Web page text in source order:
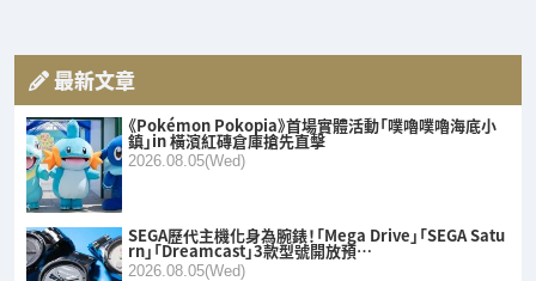
最新文章
《Pokémon Pokopia》首場實體活動「噗嚕噗嚕海底小
鎮」in 橫濱紅磚倉庫搶先直擊
2026.08.05(Wed)
SEGA歷代主機化身為腕錶！「Mega Drive」「SEGA Satu
rn」「Dreamcast」3款型號開放預…
2026.08.05(Wed)